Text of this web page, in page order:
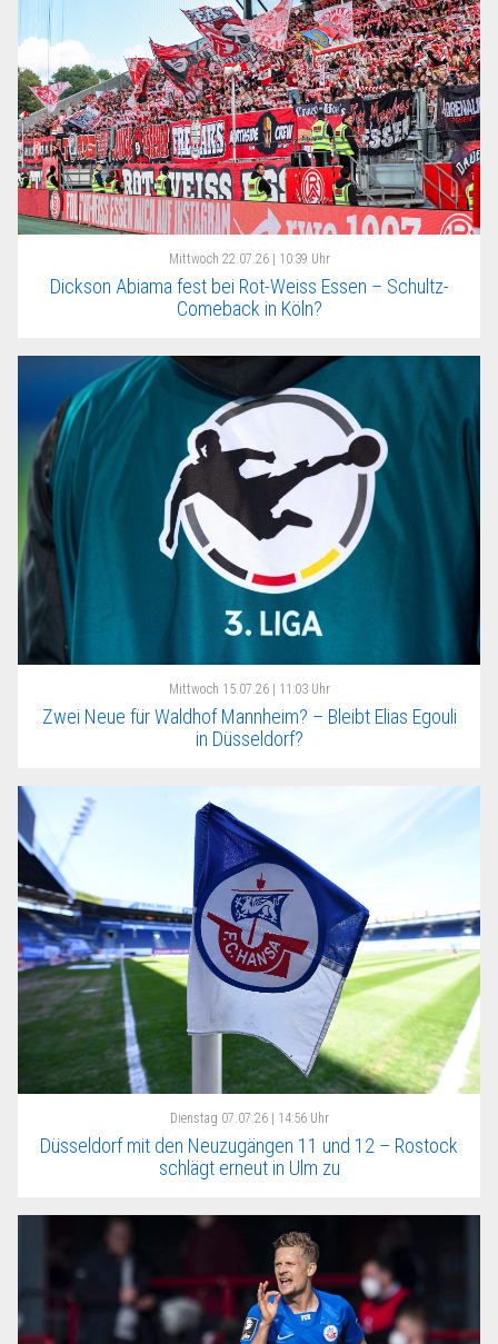
Mittwoch 22.07.26 | 10:39 Uhr
Dickson Abiama fest bei Rot-Weiss Essen – Schultz-
Comeback in Köln?
Mittwoch 15.07.26 | 11:03 Uhr
Zwei Neue für Waldhof Mannheim? – Bleibt Elias Egouli
in Düsseldorf?
Dienstag 07.07.26 | 14:56 Uhr
Düsseldorf mit den Neuzugängen 11 und 12 – Rostock
schlägt erneut in Ulm zu